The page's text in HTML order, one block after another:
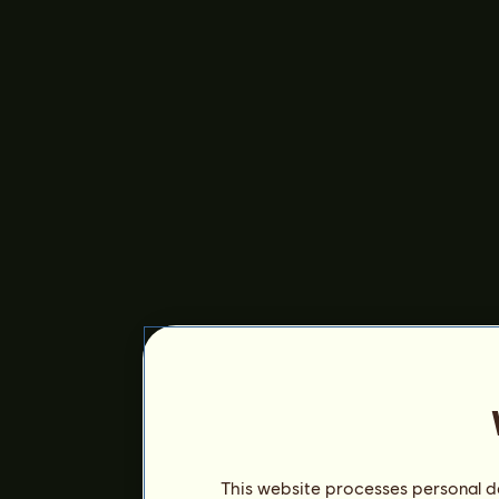
This website processes personal